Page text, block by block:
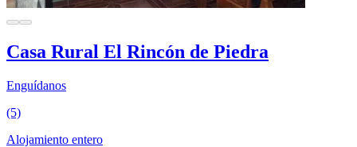
Casa Rural El Rincón de Piedra
Enguídanos
(5)
Alojamiento entero